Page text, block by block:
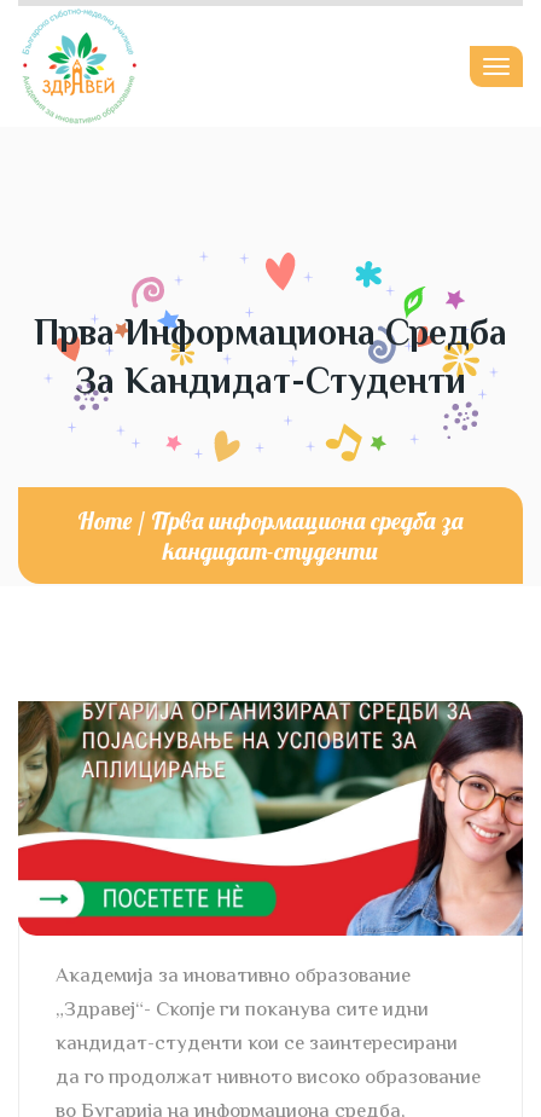
Прва Информациона Средба
За Кандидат-Студенти
Home / Прва информациона средба за
кандидат-студенти
Академија за иновативно образование
„Здравеј“- Скопје ги поканува сите идни
кандидат-студенти кои се заинтересирани
да го продолжат нивното високо образование
во Бугарија на информациона средба,